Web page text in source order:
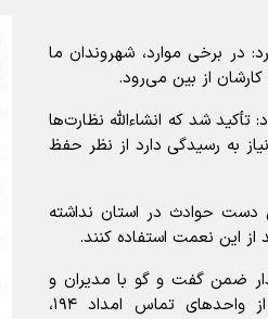
در برخی موارد، شهروندان ما
از بین می‌رود.
تأکید شد که انشاءالله نظارت‌ها
به رسیدگی دارد از نظر حفظ
دست حوادث در استان نداشته
از این نعمت استفاده کنند.
ضمن گفت و گو با مدیران و
کارکنان این دستگاه و قدردانی از تلاش‌های آن‌ها از واحد‌های تماس امداد ۱۹۴،